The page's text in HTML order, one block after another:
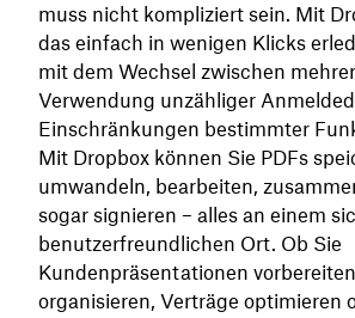
muss nicht kompliziert sein. Mit
das einfach in wenigen Klicks
mit dem Wechsel zwischen
Verwendung unzähliger
Einschränkungen bestimmter
Mit Dropbox können Sie PDFs
umwandeln, bearbeiten,
sogar signieren – alles an einem
benutzerfreundlichen Ort. Ob Sie
Kundenpräsentationen
organisieren, Verträge optimieren